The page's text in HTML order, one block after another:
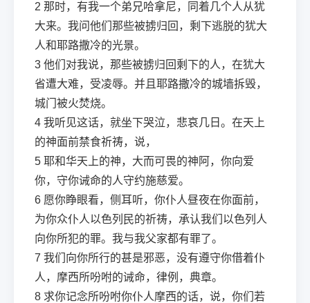
2 那时，有我一个弟兄哈拿尼，同着几个人从犹
大来。我问他们那些被掳归回，剩下逃脱的犹大
人和耶路撒冷的光景。
3 他们对我说，那些被掳归回剩下的人，在犹大
省遭大难，受凌辱。并且耶路撒冷的城墙拆毁，
城门被火焚烧。
4 我听见这话，就坐下哭泣，悲哀几日。在天上
的神面前禁食祈祷，说，
5 耶和华天上的神，大而可畏的神阿，你向爱
你，守你诫命的人守约施慈爱。
6 愿你睁眼看，侧耳听，你仆人昼夜在你面前，
为你众仆人以色列民的祈祷，承认我们以色列人
向你所犯的罪。我与我父家都有罪了。
7 我们向你所行的甚是邪恶，没有遵守你借着仆
人，摩西所吩咐的诫命，律例，典章。
8 求你记念所吩咐你仆人摩西的话，说，你们若